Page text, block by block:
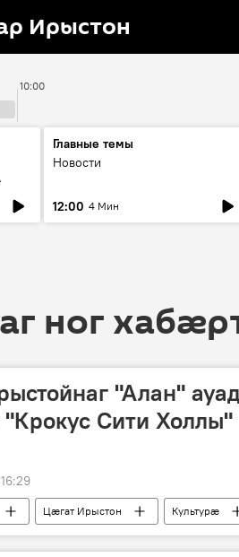
Ирыстон
10:00
Главные темы
Новости
12:00 4 Мин
ног
"Алан"
"Крокус Сити Холлы"
Цӕгат Ирыстон Культурӕ